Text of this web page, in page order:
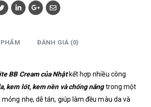
ĐÁNH GIÁ (0)
BB Cream của Nhật kết hợp nhiều công
kem lót, kem nền và chống nắng trong một
mỏng nhẹ, dễ tán, giúp làm đều màu da và